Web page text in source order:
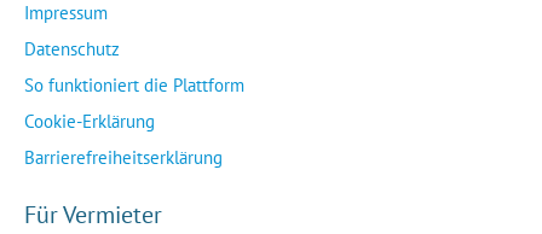
Impressum
Datenschutz
So funktioniert die Plattform
Cookie-Erklärung
Barrierefreiheitserklärung
Für Vermieter